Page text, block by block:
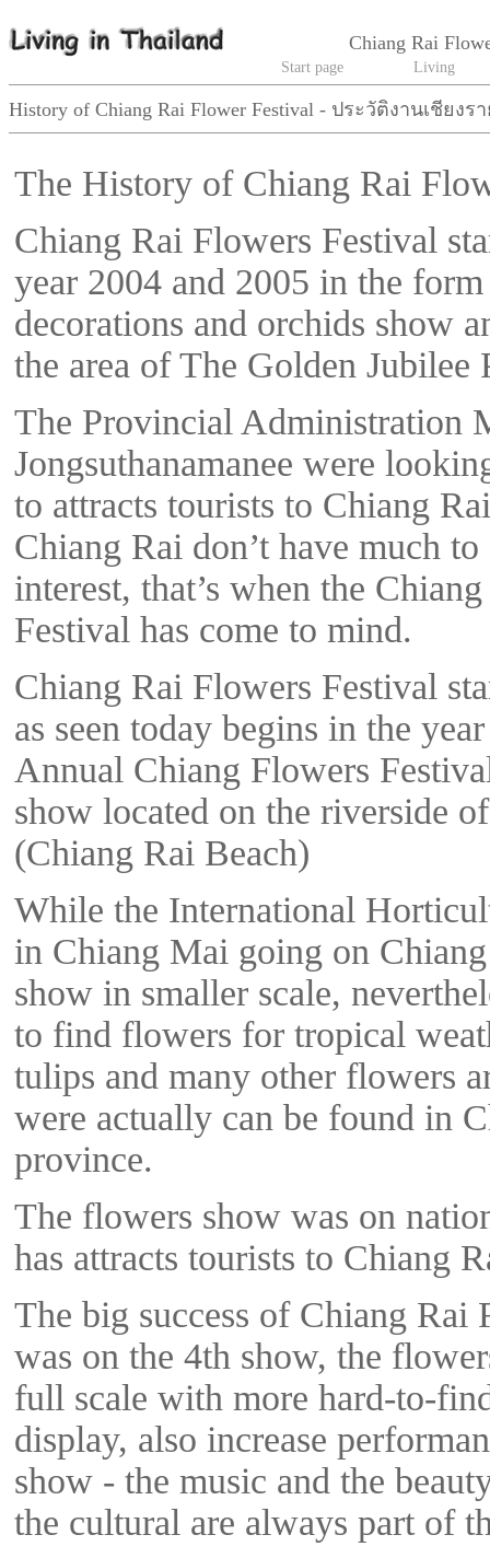
Chiang Rai
Start page Living
History of Chiang Rai Flower Festival - ประวัติงานเชียง
The History of Chiang Rai
Chiang Rai Flowers Festival
year 2004 and 2005 in the
decorations and orchids show
the area of The Golden Jubilee
The Provincial Administration
Jongsuthanamanee were
to attracts tourists to Chiang
Chiang Rai don’t have much
interest, that’s when the
Festival has come to mind.
Chiang Rai Flowers Festival
as seen today begins in the
Annual Chiang Flowers
show located on the riverside
(Chiang Rai Beach)
While the International
in Chiang Mai going on
show in smaller scale,
to find flowers for tropical
tulips and many other flowers
were actually can be found in
province.
The flowers show was on
has attracts tourists to Chiang
The big success of Chiang Rai
was on the 4th show, the
full scale with more hard-to-
display, also increase
show - the music and the
the cultural are always part of